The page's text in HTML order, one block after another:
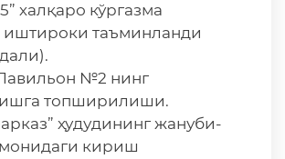
халқаро кўргазма
таъминланди
№2 нинг
топширилиши.
ҳудудининг жануби-
кириш